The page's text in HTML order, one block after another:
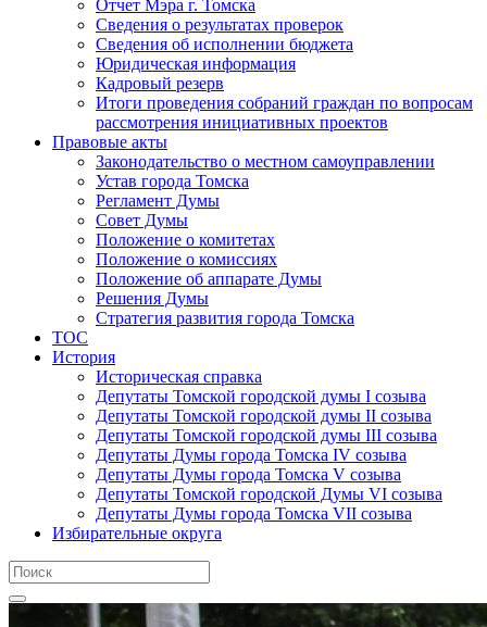
Отчет Мэра г. Томска
Сведения о результатах проверок
Сведения об исполнении бюджета
Юридическая информация
Кадровый резерв
Итоги проведения собраний граждан по вопросам
рассмотрения инициативных проектов
Правовые акты
Законодательство о местном самоуправлении
Устав города Томска
Регламент Думы
Совет Думы
Положение о комитетах
Положение о комиссиях
Положение об аппарате Думы
Решения Думы
Стратегия развития города Томска
ТОС
История
Историческая справка
Депутаты Томской городской думы I созыва
Депутаты Томской городской думы II созыва
Депутаты Томской городской думы III созыва
Депутаты Думы города Томска IV созыва
Депутаты Думы города Томска V созыва
Депутаты Томской городской Думы VI созыва
Депутаты Думы города Томска VII созыва
Избирательные округа